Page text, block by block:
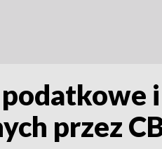
przez